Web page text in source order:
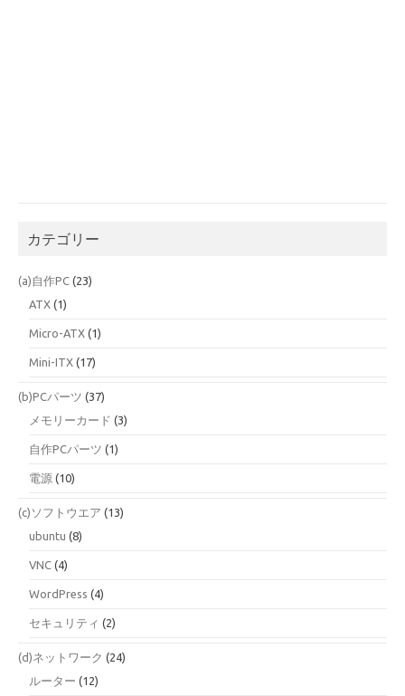
カテゴリー
(a)自作PC (23)
ATX (1)
Micro-ATX (1)
Mini-ITX (17)
(b)PCパーツ (37)
メモリーカード (3)
自作PCパーツ (1)
電源 (10)
(c)ソフトウエア (13)
ubuntu (8)
VNC (4)
WordPress (4)
セキュリティ (2)
(d)ネットワーク (24)
ルーター (12)